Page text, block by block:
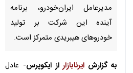
مدیرعامل ایران‌خودرو، برنامه
آینده این شرکت بر تولید
خودروهای هیبریدی متمرکز است.
به گزارش ایرنابازاراز ایکوپرس- عادل